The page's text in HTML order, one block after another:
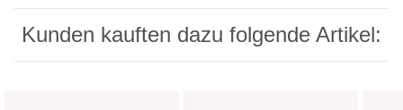
Kunden kauften dazu folgende Artikel: